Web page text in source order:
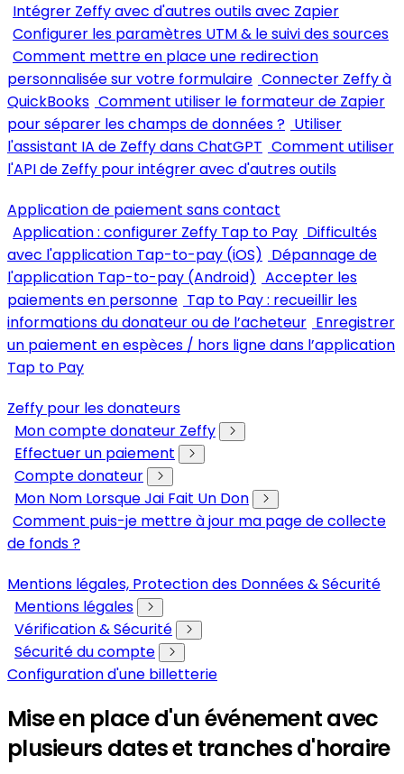
Intégrer Zeffy avec d'autres outils avec Zapier
Configurer les paramètres UTM & le suivi des sources
Comment mettre en place une redirection
personnalisée sur votre formulaire Connecter Zeffy à
QuickBooks Comment utiliser le formateur de Zapier
pour séparer les champs de données ? Utiliser
l'assistant IA de Zeffy dans ChatGPT Comment utiliser
l'API de Zeffy pour intégrer avec d'autres outils
Application de paiement sans contact
Application : configurer Zeffy Tap to Pay Difficultés
avec l'application Tap-to-pay (iOS) Dépannage de
l'application Tap-to-pay (Android) Accepter les
paiements en personne Tap to Pay : recueillir les
informations du donateur ou de l’acheteur Enregistrer
un paiement en espèces / hors ligne dans l’application
Tap to Pay
Zeffy pour les donateurs
Mon compte donateur Zeffy
Effectuer un paiement
Compte donateur
Mon Nom Lorsque Jai Fait Un Don
Comment puis-je mettre à jour ma page de collecte
de fonds ?
Mentions légales, Protection des Données & Sécurité
Mentions légales
Vérification & Sécurité
Sécurité du compte
Configuration d'une billetterie
Mise en place d'un événement avec
plusieurs dates et tranches d'horaire